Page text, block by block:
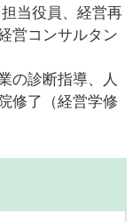
当役員、経営再
営コンサルタン
の診断指導、人
修了（経営学修